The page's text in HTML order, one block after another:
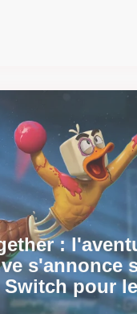
:
s'annonce
pour